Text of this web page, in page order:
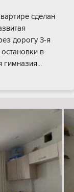
сделан
дорогу 3-я
в
гимназия...